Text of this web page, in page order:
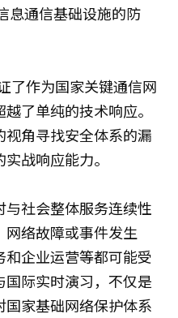
息通信基础设施的防
了作为国家关键通信网
了单纯的技术响应。
角寻找安全体系的漏
战响应能力。
社会整体服务连续性
络故障或事件发生
企业运营等都可能受
际实时演习，不仅是
家基础网络保护体系